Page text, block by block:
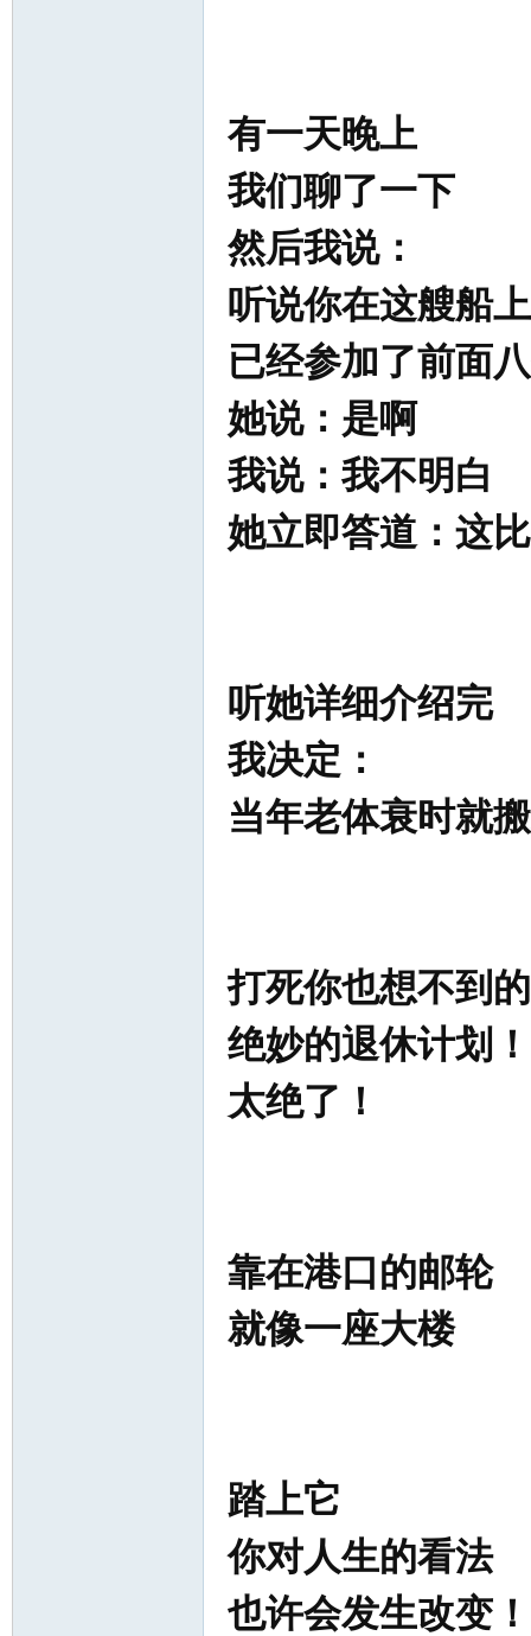
有一天晚上
我们聊了一下
然后我说：
听说你在这艘船上
已经参加了前面
她说：是啊
我说：我不明白
她立即答道：这
听她详细介绍完
我决定：
当年老体衰时就
打死你也想不到的
绝妙的退休计划！
太绝了！
靠在港口的邮轮
就像一座大楼
踏上它
你对人生的看法
也许会发生改变！